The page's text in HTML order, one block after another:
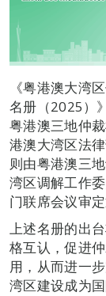
《粤港澳大湾
名册（2025）
粤港澳三地仲
港澳大湾区法
则由粤港澳三
湾区调解工作
门联席会议审定
上述名册的出
格互认，促进
用，从而进一
湾区建设成为